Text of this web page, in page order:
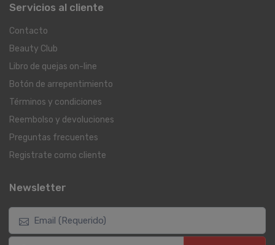
Servicios al cliente
Contacto
Beauty Club
Libro de quejas on-line
Botón de arrepentimiento
Términos y condiciones
Reembolso y devoluciones
Preguntas frecuentes
Registrate como cliente
Newsletter